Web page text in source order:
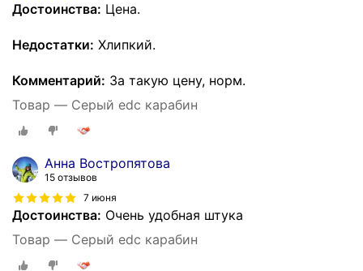
Достоинства: Цена.
Недостатки: Хлипкий.
Комментарий: За такую цену, норм.
Товар — Серый edc карабин
Анна Востропятова
15 отзывов
7 июня
Достоинства: Очень удобная штука
Товар — Серый edc карабин